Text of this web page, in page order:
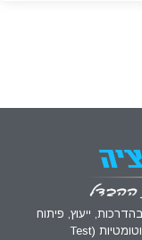
ייעוץ, פיתוח
והטמעה של מערכות בתחום של הבדיקות האוטומטיות (Test